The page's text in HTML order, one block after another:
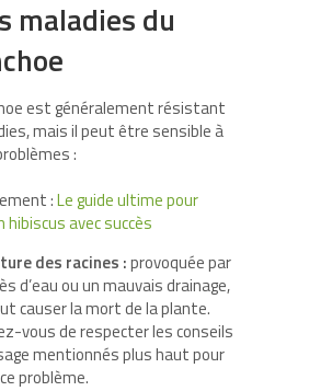
maladies du
est généralement résistant
mais il peut être sensible à
:
:Le guide ultime pour
hibiscus avec succès
des racines :provoquée par
d’eau ou un mauvais drainage,
causer la mort de la plante.
vous de respecter les conseils
mentionnés plus haut pour
problème.